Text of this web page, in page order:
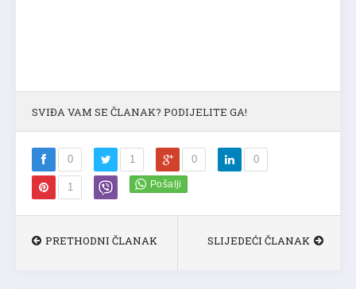
SVIĐA VAM SE ČLANAK? PODIJELITE GA!
0 1 0 0
1
PRETHODNI ČLANAK SLIJEDEĆI ČLANAK